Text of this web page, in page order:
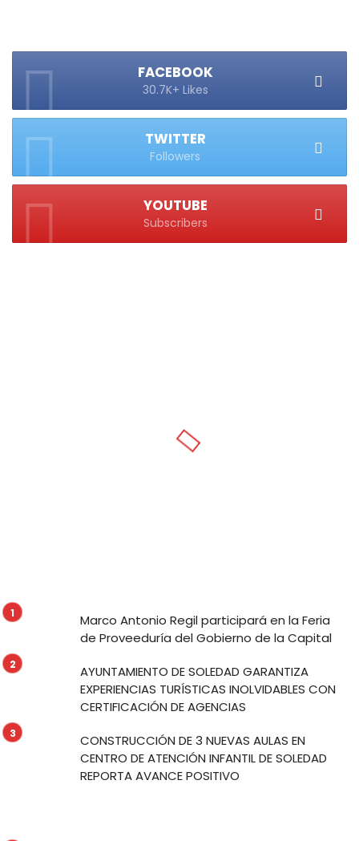
FACEBOOK
30.7K+ Likes
TWITTER
Followers
YOUTUBE
Subscribers
Marco Antonio Regil participará en la Feria
de Proveeduría del Gobierno de la Capital
AYUNTAMIENTO DE SOLEDAD GARANTIZA
EXPERIENCIAS TURÍSTICAS INOLVIDABLES CON
CERTIFICACIÓN DE AGENCIAS
CONSTRUCCIÓN DE 3 NUEVAS AULAS EN
CENTRO DE ATENCIÓN INFANTIL DE SOLEDAD
REPORTA AVANCE POSITIVO